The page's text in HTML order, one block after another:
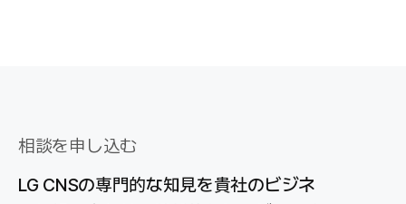
相談を申し込む
LG CNSの専門的な知見を貴社のビジネ